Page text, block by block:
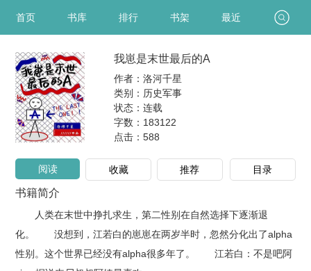
首页 书库 排行 书架 最近
我崽是末世最后的A
作者：洛河千星
类别：历史军事
状态：连载
字数：183122
点击： 588
阅读 收藏 推荐 目录
书籍简介
人类在末世中挣扎求生，第二性别在自然选择下逐渐退
化。 没想到，江若白的崽崽在两岁半时，忽然分化出了alpha
性别。这个世界已经没有alpha很多年了。 江若白：不是吧阿